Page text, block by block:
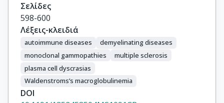
Σελίδες
598-600
Λέξεις-κλειδιά
autoimmune diseases
demyelinating diseases
monoclonal gammopathies
multiple sclerosis
plasma cell dyscrasias
Waldenstroms’s macroglobulinemia
DOI